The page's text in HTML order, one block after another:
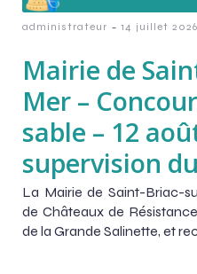
administrateur - 14 juillet 2026
Mairie de
Mer –
sable – 12
supervision
La Mairie de Saint-Briac-
de Châteaux de
de la Grande Salinette, et